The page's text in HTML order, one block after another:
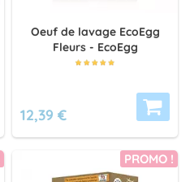
Oeuf de lavage EcoEgg
Fleurs - EcoEgg
12,39 €
PROMO !